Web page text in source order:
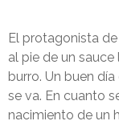
El protagonista
al pie de un
burro. Un buen
se va. En cuanto
nacimiento de un